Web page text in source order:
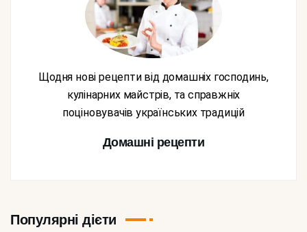
Щодня нові рецепти від домашніх господинь,
кулінарних майстрів, та справжніх
поціновувачів українських традицій
Домашні рецепти
Популярні дієти